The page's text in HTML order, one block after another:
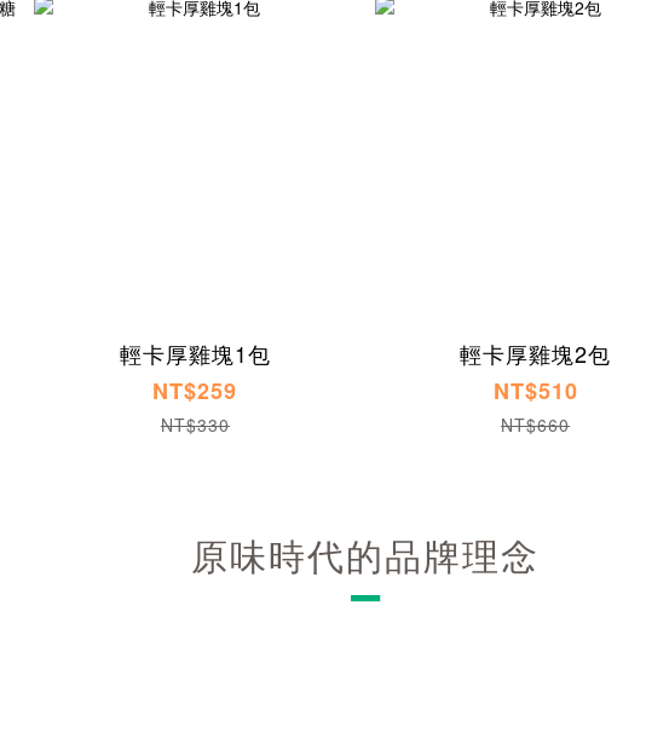
輕卡厚雞塊1包
NT$259
NT$330
輕卡厚雞塊2包
NT$510
NT$660
原味時代的品牌理念
－